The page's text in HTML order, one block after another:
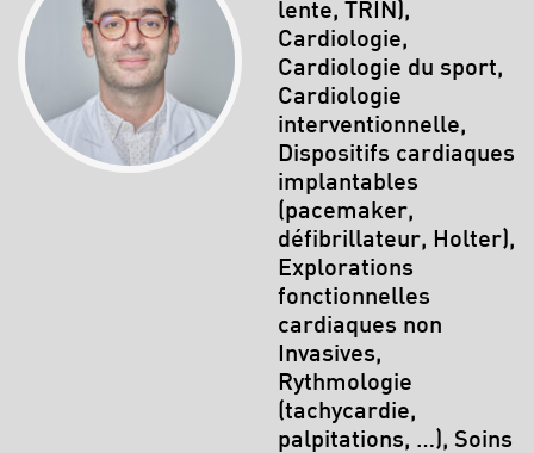
lente, TRIN),
Cardiologie,
Cardiologie du sport,
Cardiologie
interventionnelle,
Dispositifs cardiaques
implantables
(pacemaker,
défibrillateur, Holter),
Explorations
fonctionnelles
cardiaques non
Invasives,
Rythmologie
(tachycardie,
palpitations, …), Soins